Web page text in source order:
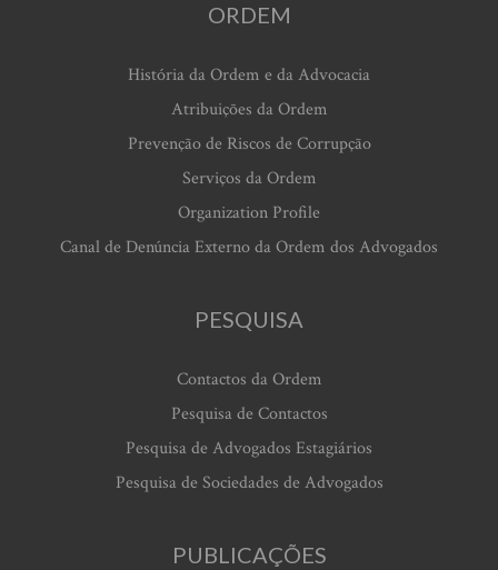
ORDEM
História da Ordem e da Advocacia
Atribuições da Ordem
Prevenção de Riscos de Corrupção
Serviços da Ordem
Organization Profile
Canal de Denúncia Externo da Ordem dos Advogados
PESQUISA
Contactos da Ordem
Pesquisa de Contactos
Pesquisa de Advogados Estagiários
Pesquisa de Sociedades de Advogados
PUBLICAÇÕES